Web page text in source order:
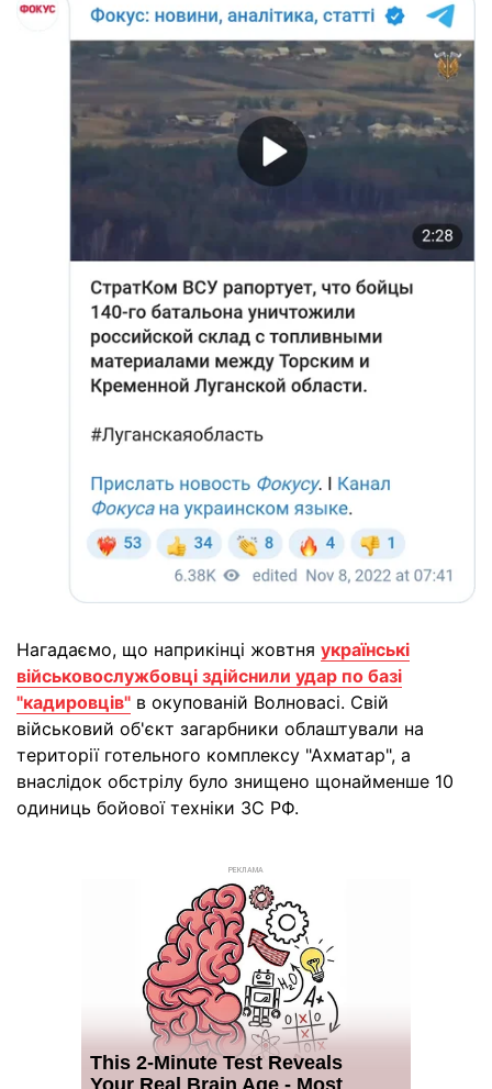
Нагадаємо, що наприкінці жовтня українські
військовослужбовці здійснили удар по базі
"кадировців" в окупованій Волновасі. Свій
військовий об'єкт загарбники облаштували на
території готельного комплексу "Ахматар", а
внаслідок обстрілу було знищено щонайменше 10
одиниць бойової техніки ЗС РФ.
РЕКЛАМА